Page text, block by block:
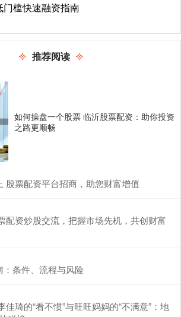
槛快速融资指南
推荐阅读
如何操盘一个股票 临沂股票配资：助你投资
之路更顺畅
股票配资平台招商，助您财富增值
配资炒股交流，把握市场先机，共创财富
条件、流程与风险
佳琦的“看不惯”与旺旺妈妈的“不满意”：地